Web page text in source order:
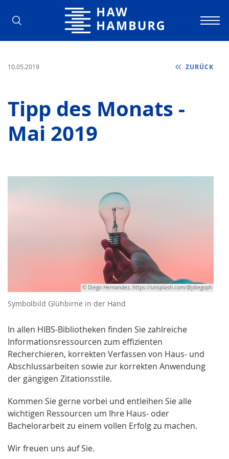
Hochschule für Angewandte
10.05.2019 ZURÜCK
Tipp des Monats -
Mai 2019
© Diego Hernandez, https://unsplash.com/@jdiegoph
Symbolbild Glühbirne in der Hand
In allen HIBS-Bibliotheken finden Sie zahlreiche
Informationsressourcen zum effizienten
Recherchieren, korrekten Verfassen von Haus- und
Abschlussarbeiten sowie zur korrekten Anwendung
der gängigen Zitationsstile.
Kommen Sie gerne vorbei und entleihen Sie alle
wichtigen Ressourcen um Ihre Haus- oder
Bachelorarbeit zu einem vollen Erfolg zu machen.
Wir freuen uns auf Sie.